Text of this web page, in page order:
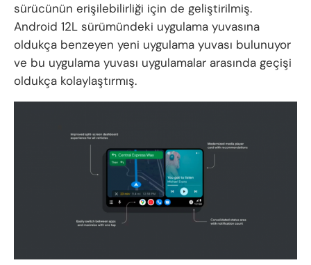
sürücünün erişilebilirliği için de geliştirilmiş.
Android 12L sürümündeki uygulama yuvasına
oldukça benzeyen yeni uygulama yuvası bulunuyor
ve bu uygulama yuvası uygulamalar arasında geçişi
oldukça kolaylaştırmış.